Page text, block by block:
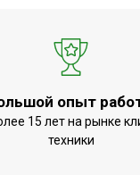
опыт
15 лет на рынке
техники